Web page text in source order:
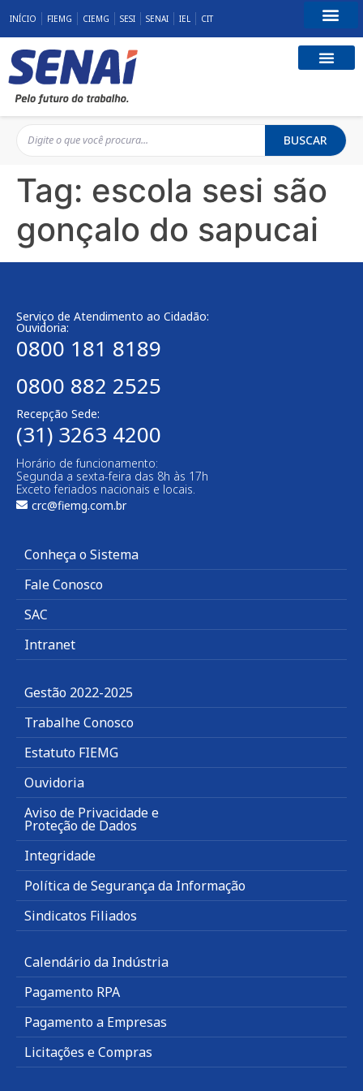
INÍCIO FIEMG CIEMG SESI SENAI IEL CIT
BUSCAR
Tag: escola sesi são
gonçalo do sapucai
Serviço de Atendimento ao Cidadão:
Ouvidoria:
0800 181 8189
0800 882 2525
Recepção Sede:
(31) 3263 4200
Horário de funcionamento:
Segunda a sexta-feira das 8h às 17h
Exceto feriados nacionais e locais.
crc@fiemg.com.br
Conheça o Sistema
Fale Conosco
SAC
Intranet
Gestão 2022-2025
Trabalhe Conosco
Estatuto FIEMG
Ouvidoria
Aviso de Privacidade e
Proteção de Dados
Integridade
Política de Segurança da Informação
Sindicatos Filiados
Calendário da Indústria
Pagamento RPA
Pagamento a Empresas
Licitações e Compras